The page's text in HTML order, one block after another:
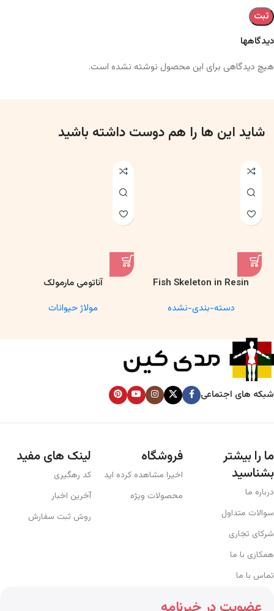
دیدگاهها
هیچ دیدگاهی برای این محصول نوشته نشده است.
شاید این ها را هم دوست داشته باشید
Fish Skeleton in Resin
Anatomy Specimen
دسته-بندی-نشده
آناتومی مارمولک
مولاژ حیوانات
شبکه های اجتماعی
ما را بیشتر
بشناسید
درباره ما
سوالات متداول
شرکای تجاری
همکاری با ما
تماس با ما
فروشگاه
اخیرا مشاهده کرده اید
محصولات ویژه
لینک های مفید
کد رهگیری
آخرین اخبار
روش ثبت سفارش